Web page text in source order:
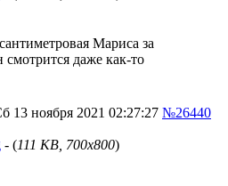
Мариса за
даже как-то
13 ноября 2021 02:27:27 №26440
- (111 KB, 700x800)